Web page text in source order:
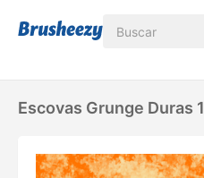
Escovas Grunge Duras 1